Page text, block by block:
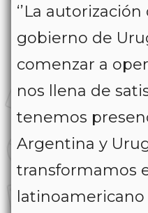
‘’La
gobierno de
comenzar a
nos llena de
tenemos
Argentina y
transformamos